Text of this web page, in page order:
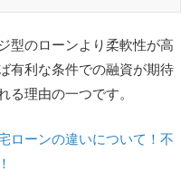
型のローンより柔軟性が高
有利な条件での融資が期待
る理由の一つです。
ローンの違いについて！不